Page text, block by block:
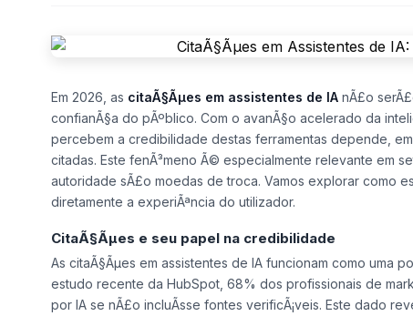
Em 2026, as citaÃ§Ãµes em assistentes de IA nÃ£o
confianÃ§a do pÃºblico. Com o avanÃ§o acelerado da
percebem a credibilidade destas ferramentas depende,
citadas. Este fenÃ³meno Ã© especialmente relevante em
autoridade sÃ£o moedas de troca. Vamos explorar como
diretamente a experiÃªncia do utilizador.
CitaÃ§Ãµes e seu papel na credibilidade
As citaÃ§Ãµes em assistentes de IA funcionam como uma
estudo recente da HubSpot, 68% dos profissionais de
por IA se nÃ£o incluÃ­sse fontes verificÃ¡veis. Este dado